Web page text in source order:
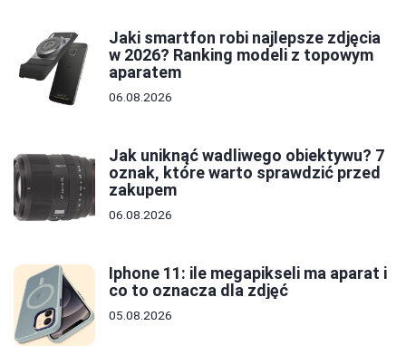
Jaki smartfon robi najlepsze zdjęcia
w 2026? Ranking modeli z topowym
aparatem
06.08.2026
Jak uniknąć wadliwego obiektywu? 7
oznak, które warto sprawdzić przed
zakupem
06.08.2026
Iphone 11: ile megapikseli ma aparat i
co to oznacza dla zdjęć
05.08.2026